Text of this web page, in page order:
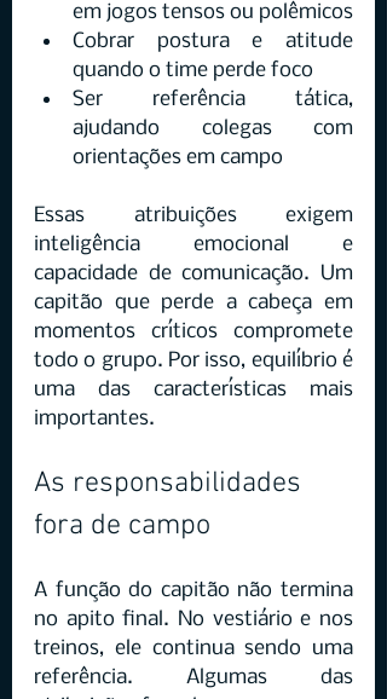
em jogos tensos ou polêmicos
Cobrar postura e atitude
quando o time perde foco
Ser referência tática,
ajudando colegas com
orientações em campo
Essas atribuições exigem
inteligência emocional e
capacidade de comunicação. Um
capitão que perde a cabeça em
momentos críticos compromete
todo o grupo. Por isso, equilíbrio é
uma das características mais
importantes.
As responsabilidades
fora de campo
A função do capitão não termina
no apito final. No vestiário e nos
treinos, ele continua sendo uma
referência. Algumas das